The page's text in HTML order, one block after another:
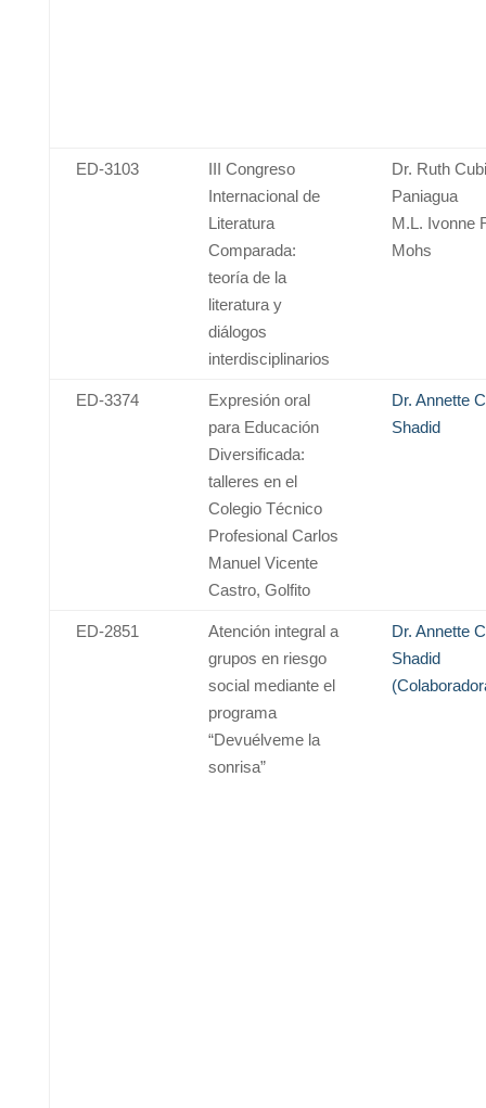
ED-3103
III Congreso
Internacional de
Literatura
Comparada:
teoría de la
literatura y
diálogos
interdisciplinarios
Dr. Ruth
Paniagua
M.L. Ivonne
Mohs
ED-3374
Expresión oral
para Educación
Diversificada:
talleres en el
Colegio Técnico
Profesional Carlos
Manuel Vicente
Castro, Golfito
Dr. Annette
Shadid
ED-2851
Atención integral a
grupos en riesgo
social mediante el
programa
“Devuélveme la
sonrisa”
Dr. Annette
Shadid